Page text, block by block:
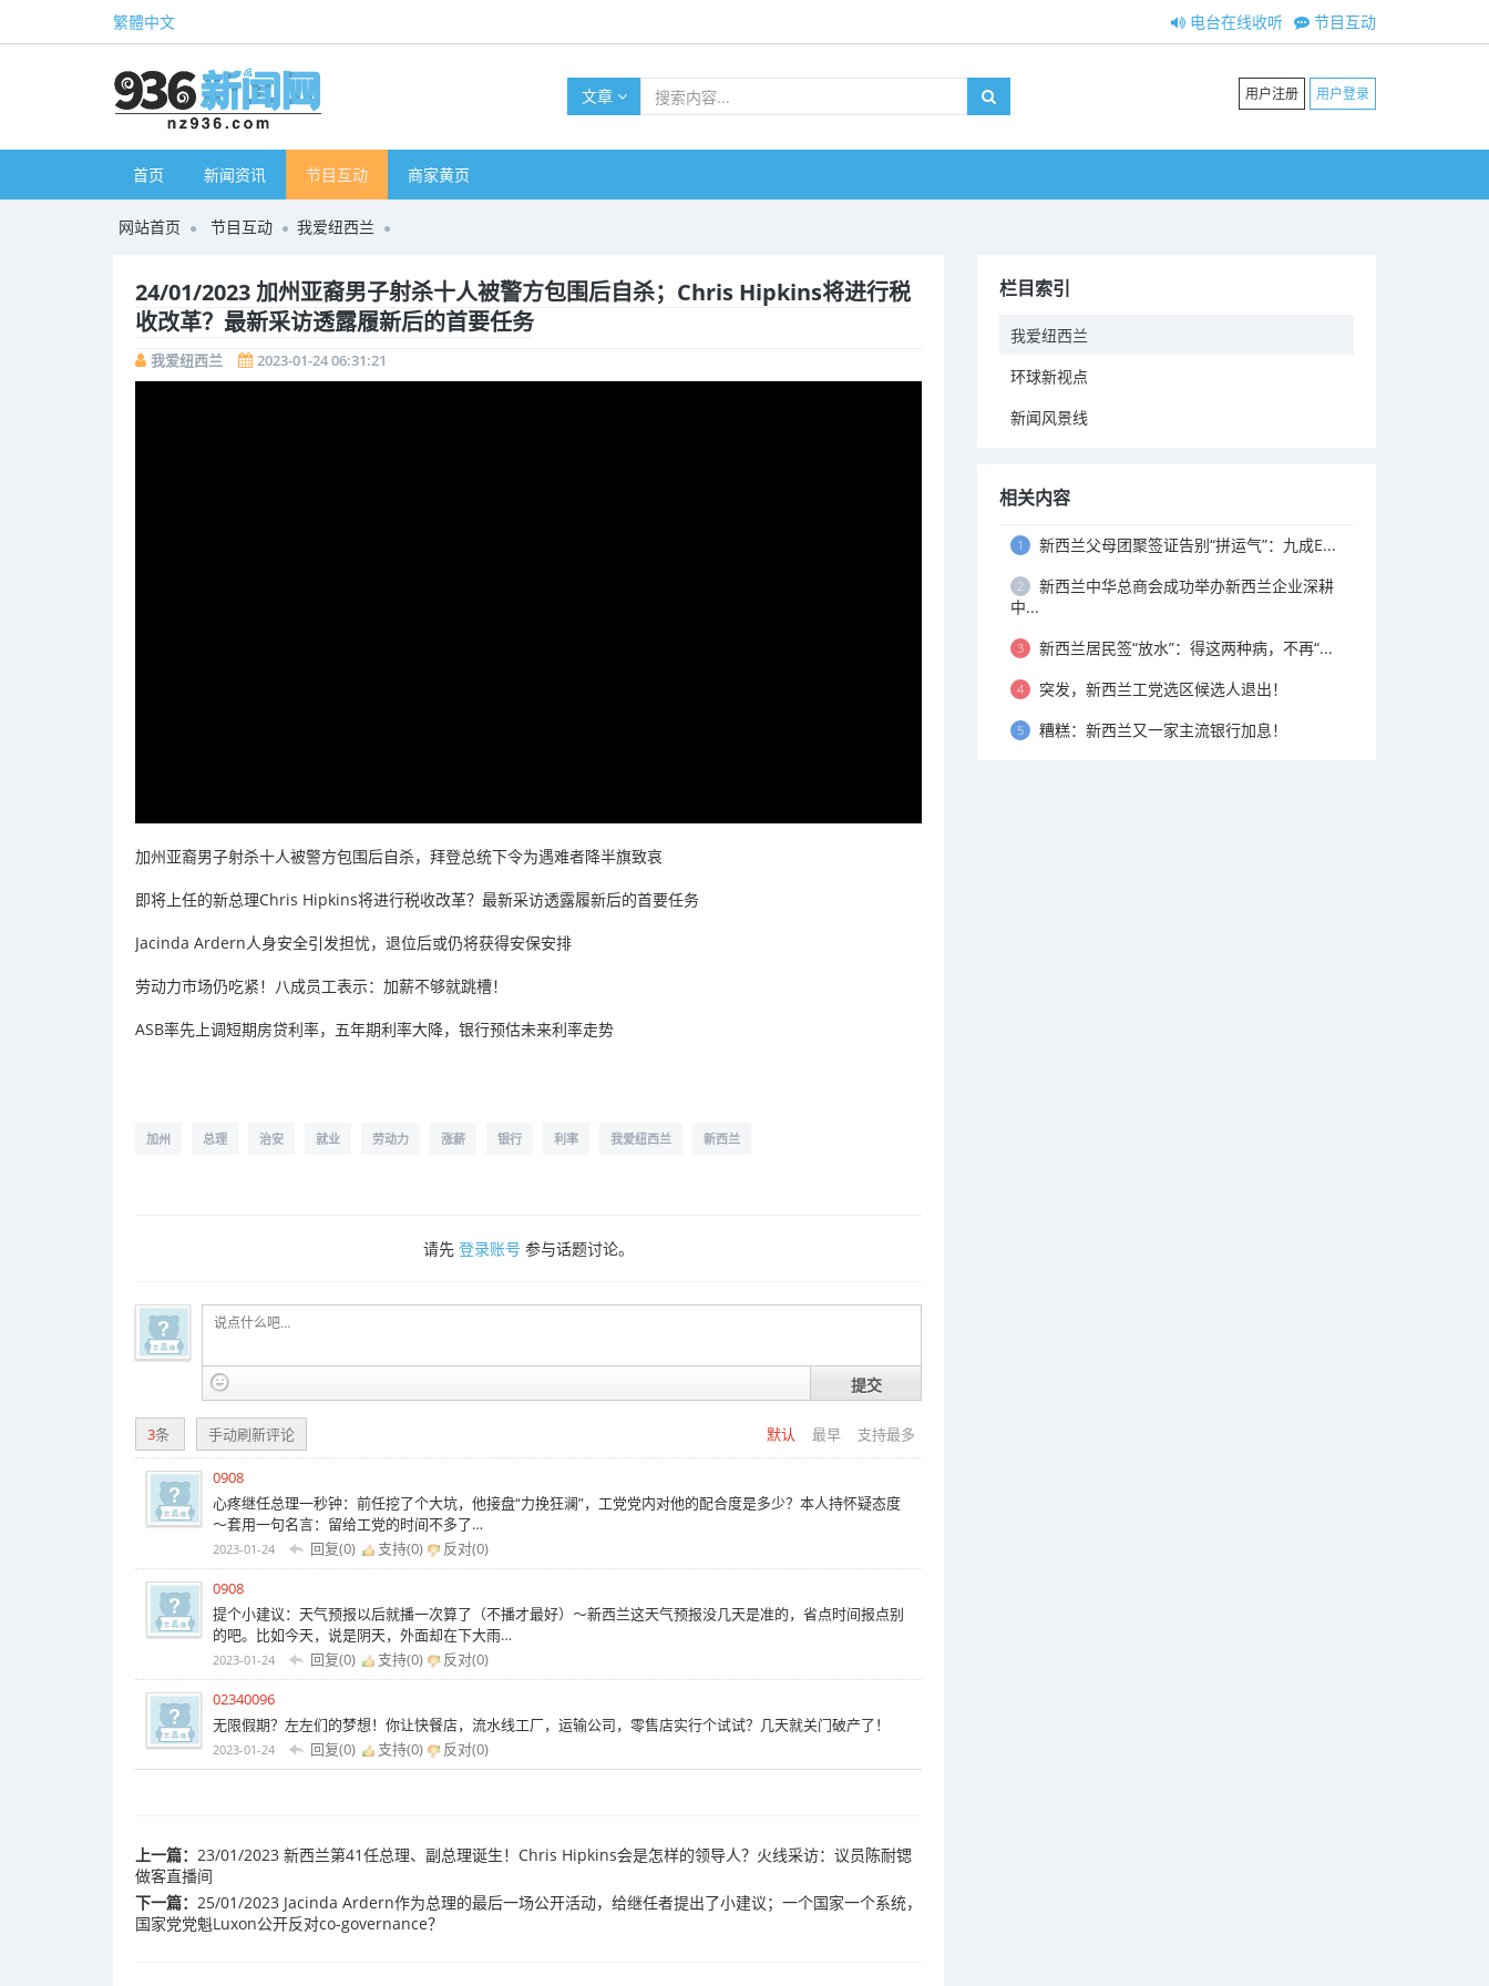
繁體中文 节目互动
电台在线收听
文章 用户注册 用户登录
首页 新闻资讯 节目互动 商家黄页
网站首页 节目互动 我爱纽西兰
24/01/2023 加州亚裔男子射杀十人被警方包围后自杀；Chris Hipkins将进行税
收改革？最新采访透露履新后的首要任务
我爱纽西兰 2023-01-24 06:31:21
加州亚裔男子射杀十人被警方包围后自杀，拜登总统下令为遇难者降半旗致哀
即将上任的新总理Chris Hipkins将进行税收改革？最新采访透露履新后的首要任务
Jacinda Ardern人身安全引发担忧，退位后或仍将获得安保安排
劳动力市场仍吃紧！八成员工表示：加薪不够就跳槽！
ASB率先上调短期房贷利率，五年期利率大降，银行预估未来利率走势
加州 总理 治安 就业 劳动力 涨薪 银行 利率 我爱纽西兰 新西兰
请先 登录账号 参与话题讨论。
提交
默认 最早 支持最多
3条 手动刷新评论
0908
心疼继任总理一秒钟：前任挖了个大坑，他接盘“力挽狂澜”，工党党内对他的配合度是多少？本人持怀疑态度
～套用一句名言：留给工党的时间不多了…
2023-01-24 回复(0) 支持(0) 反对(0)
0908
提个小建议：天气预报以后就播一次算了（不播才最好）～新西兰这天气预报没几天是准的，省点时间报点别
的吧。比如今天，说是阴天，外面却在下大雨…
2023-01-24 回复(0) 支持(0) 反对(0)
02340096
无限假期？左左们的梦想！你让快餐店，流水线工厂，运输公司，零售店实行个试试？几天就关门破产了！
2023-01-24 回复(0) 支持(0) 反对(0)
上一篇： 23/01/2023 新西兰第41任总理、副总理诞生！Chris Hipkins会是怎样的领导人？火线采访：议员陈耐锶
做客直播间
下一篇： 25/01/2023 Jacinda Ardern作为总理的最后一场公开活动，给继任者提出了小建议；一个国家一个系统，
国家党党魁Luxon公开反对co-governance？
栏目索引
我爱纽西兰
环球新视点
新闻风景线
相关内容
1 新西兰父母团聚签证告别“拼运气”：九成E...
2
新西兰中华总商会成功举办新西兰企业深耕
中...
3 新西兰居民签“放水”：得这两种病，不再“...
4 突发，新西兰工党选区候选人退出！
5 糟糕：新西兰又一家主流银行加息！